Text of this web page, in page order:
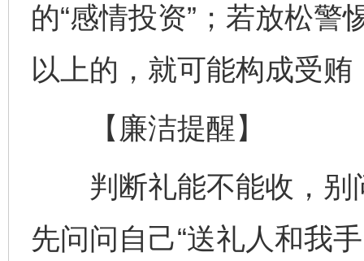
的“感情投资”；若放松
以上的，就可能构成受
【廉洁提醒】
判断礼能不能收，别问
先问问自己“送礼人和我